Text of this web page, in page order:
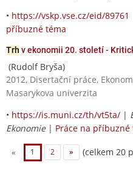
• https://vskp.vse.cz/eid/89761
příbuzné téma
Trh v ekonomii 20. století -
(Rudolf Bryša)
2012, Disertační práce,
Masarykova univerzita
• https://is.muni.cz/th/vt5ta/ |
Ekonomie| Práce na příbuzné
« 1 2 » (celkem 20